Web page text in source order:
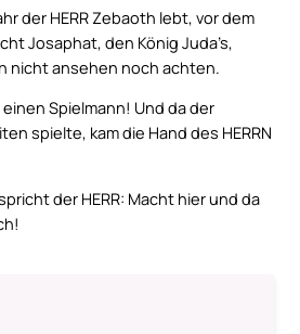
der HERR Zebaoth lebt, vor dem
Josaphat, den König Juda’s,
nicht ansehen noch achten.
Spielmann! Und da der
spielte, kam die Hand des HERRN
der HERR: Macht hier und da